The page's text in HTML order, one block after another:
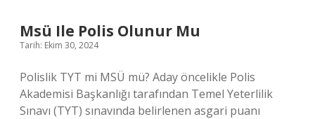
Msü Ile Polis Olunur Mu
Tarih: Ekim 30, 2024
Polislik TYT mi MSÜ mü? Aday öncelikle Polis
Akademisi Başkanlığı tarafından Temel Yeterlilik
Sınavı (TYT) sınavında belirlenen asgari puanı